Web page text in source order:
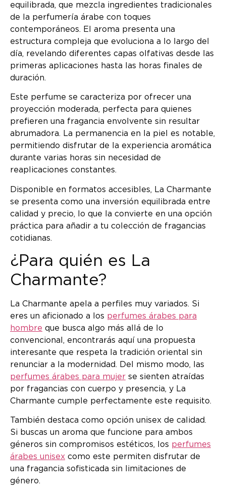
equilibrada, que mezcla ingredientes tradicionales
de la perfumería árabe con toques
contemporáneos. El aroma presenta una
estructura compleja que evoluciona a lo largo del
día, revelando diferentes capas olfativas desde las
primeras aplicaciones hasta las horas finales de
duración.
Este perfume se caracteriza por ofrecer una
proyección moderada, perfecta para quienes
prefieren una fragancia envolvente sin resultar
abrumadora. La permanencia en la piel es notable,
permitiendo disfrutar de la experiencia aromática
durante varias horas sin necesidad de
reaplicaciones constantes.
Disponible en formatos accesibles, La Charmante
se presenta como una inversión equilibrada entre
calidad y precio, lo que la convierte en una opción
práctica para añadir a tu colección de fragancias
cotidianas.
¿Para quién es La
Charmante?
La Charmante apela a perfiles muy variados. Si
eres un aficionado a los perfumes árabes para
hombre que busca algo más allá de lo
convencional, encontrarás aquí una propuesta
interesante que respeta la tradición oriental sin
renunciar a la modernidad. Del mismo modo, las
perfumes árabes para mujer se sienten atraídas
por fragancias con cuerpo y presencia, y La
Charmante cumple perfectamente este requisito.
También destaca como opción unisex de calidad.
Si buscas un aroma que funcione para ambos
géneros sin compromisos estéticos, los perfumes
árabes unisex como este permiten disfrutar de
una fragancia sofisticada sin limitaciones de
género.